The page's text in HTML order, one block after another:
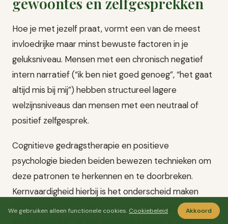
Hoe je met jezelf praat, vormt een van de meest
invloedrijke maar minst bewuste factoren in je
geluksniveau. Mensen met een chronisch negatief
intern narratief (“ik ben niet goed genoeg”, “het gaat
altijd mis bij mij”) hebben structureel lagere
welzijnsniveaus dan mensen met een neutraal of
positief zelfgesprek.
Cognitieve gedragstherapie en positieve
psychologie bieden beiden bewezen technieken om
deze patronen te herkennen en te doorbreken.
Kernvaardigheid hierbij is het onderscheid maken
tussen feiten en interpretaties. Een afwijzing op het
We gebruiken alleen functionele cookies. Cookiebeleid Akkoord